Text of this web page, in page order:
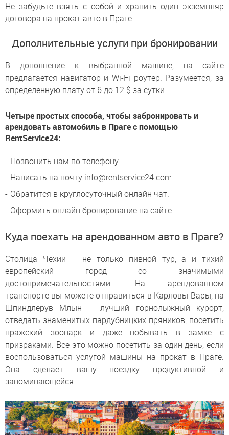
Не забудьте взять с собой и хранить один экземпляр
договора на прокат авто в Праге.
Дополнительные услуги при бронировании
В дополнение к выбранной машине, на сайте
предлагается навигатор и Wi-Fi роутер. Разумеется, за
определенную плату от 6 до 12 $ за сутки.
Четыре простых способа, чтобы забронировать и
арендовать автомобиль в Праге с помощью
RentService24:
Позвонить нам по телефону.
Написать на почту info@rentservice24.com.
Обратится в круглосуточный онлайн чат.
Оформить онлайн бронирование на сайте.
Куда поехать на арендованном авто в Праге?
Столица Чехии – не только пивной тур, а и тихий
европейский город со значимыми
достопримечательностями. На арендованном
транспорте вы можете отправиться в Карловы Вары, на
Шпиндлерув Млын – лучший горнолыжный курорт,
отведать знаменитых пардубницких пряников, посетить
пражский зоопарк и даже побывать в замке с
призраками. Все это можно посетить за один день, если
воспользоваться услугой машины на прокат в Праге.
Она сделает вашу поездку продуктивной и
запоминающейся.